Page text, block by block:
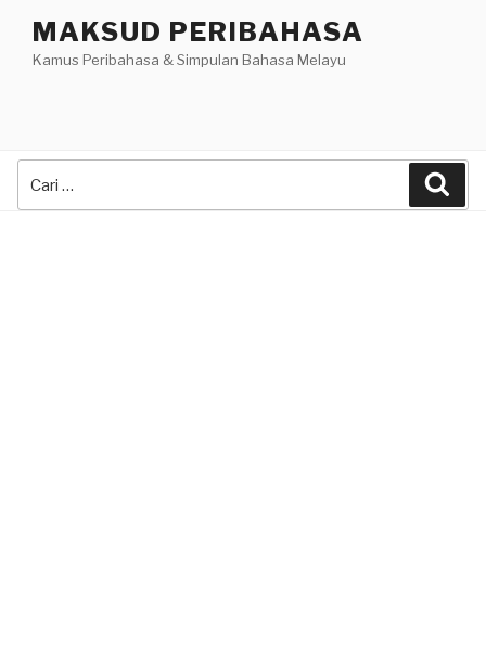
content
MAKSUD PERIBAHASA
Kamus Peribahasa & Simpulan Bahasa Melayu